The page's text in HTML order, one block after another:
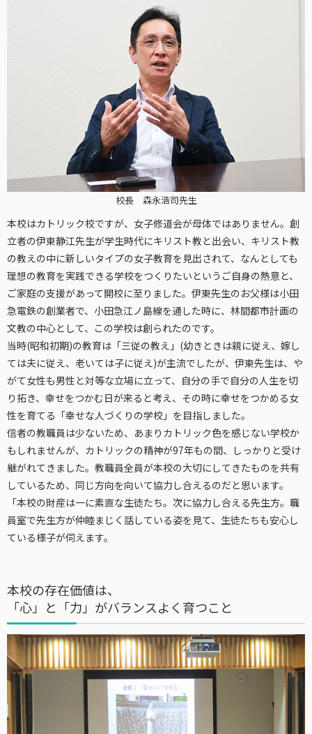
校長 森永浩司先生
本校はカトリック校ですが、女子修道会が母体ではありません。創
立者の伊東静江先生が学生時代にキリスト教と出会い、キリスト教
の教えの中に新しいタイプの女子教育を見出されて、なんとしても
理想の教育を実践できる学校をつくりたいというご自身の熱意と、
ご家庭の支援があって開校に至りました。伊東先生のお父様は小田
急電鉄の創業者で、小田急江ノ島線を通した時に、林間都市計画の
文教の中心として、この学校は創られたのです。
当時(昭和初期)の教育は「三従の教え」(幼きときは親に従え、嫁し
ては夫に従え、老いては子に従え)が主流でしたが、伊東先生は、や
がて女性も男性と対等な立場に立って、自分の手で自分の人生を切
り拓き、幸せをつかむ日が来ると考え、その時に幸せをつかめる女
性を育てる「幸せな人づくりの学校」を目指しました。
信者の教職員は少ないため、あまりカトリック色を感じない学校か
もしれませんが、カトリックの精神が97年もの間、しっかりと受け
継がれてきました。教職員全員が本校の大切にしてきたものを共有
しているため、同じ方向を向いて協力し合えるのだと思います。
「本校の財産は一に素直な生徒たち。次に協力し合える先生方。職
員室で先生方が仲睦まじく話している姿を見て、生徒たちも安心し
ている様子が伺えます。
本校の存在価値は、
「心」と「力」がバランスよく育つこと